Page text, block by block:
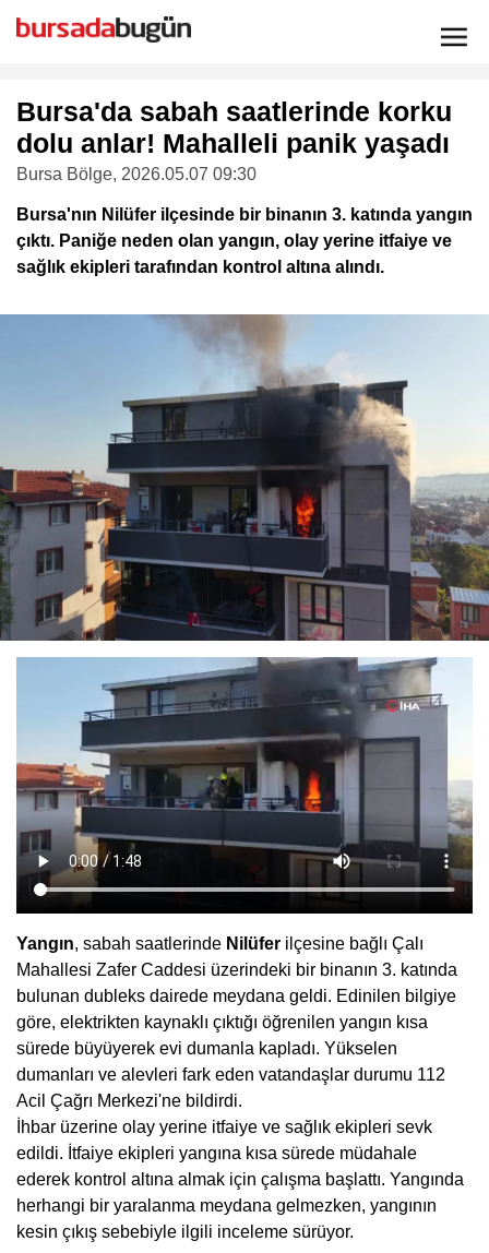
Bursa'da sabah saatlerinde korku
dolu anlar! Mahalleli panik yaşadı
Bursa Bölge, 2026.05.07 09:30
Bursa'nın Nilüfer ilçesinde bir binanın 3. katında yangın
çıktı. Paniğe neden olan yangın, olay yerine itfaiye ve
sağlık ekipleri tarafından kontrol altına alındı.
Yangın, sabah saatlerinde Nilüfer ilçesine bağlı Çalı
Mahallesi Zafer Caddesi üzerindeki bir binanın 3. katında
bulunan dubleks dairede meydana geldi. Edinilen bilgiye
göre, elektrikten kaynaklı çıktığı öğrenilen yangın kısa
sürede büyüyerek evi dumanla kapladı. Yükselen
dumanları ve alevleri fark eden vatandaşlar durumu 112
Acil Çağrı Merkezi'ne bildirdi.
İhbar üzerine olay yerine itfaiye ve sağlık ekipleri sevk
edildi. İtfaiye ekipleri yangına kısa sürede müdahale
ederek kontrol altına almak için çalışma başlattı. Yangında
herhangi bir yaralanma meydana gelmezken, yangının
kesin çıkış sebebiyle ilgili inceleme sürüyor.